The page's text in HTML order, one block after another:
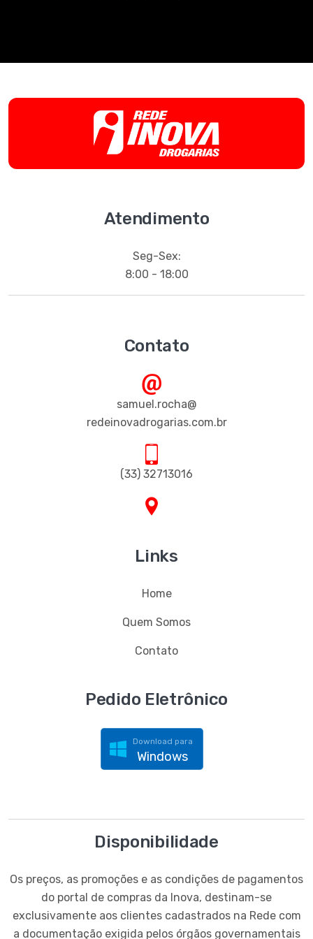
Atendimento
Seg-Sex:
8:00 - 18:00
Contato
samuel.rocha@
redeinovadrogarias.com.br
(33) 32713016
Links
Home
Quem Somos
Contato
Pedido Eletrônico
Download para
Windows
Disponibilidade
Os preços, as promoções e as condições de pagamentos
do portal de compras da Inova, destinam-se
exclusivamente aos clientes cadastrados na Rede com
a documentação exigida pelos órgãos governamentais